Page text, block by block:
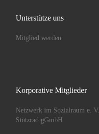
Unterstütze uns
Mitglied werden
Korporative Mitglieder
Netzwerk im Sozialraum e. V.
Stützrad gGmbH